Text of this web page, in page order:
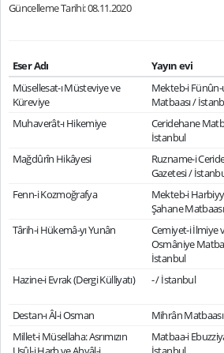
Güncelleme Tarihi: 08.11.2020
Eser Adı Yayın evi
Müsellesat-ı Müsteviye ve
Küreviye
Mekteb-i
Matbaası /
Muhaverât-ı Hikemiye
Ceridehane
İstanbul
Mağdûrîn Hikâyesi
Ruzname-i
Gazetesi /
Fenn-i Kozmoğrafya
Mekteb-i
Şahane
Târih-i Hükemâ-yı Yunân
Cemiyet-i İlmiye
Osmâniye
İstanbul
Hazine-i Evrak (Dergi Külliyatı) - / İstanbul
Destan-ı Âl-i Osman Mihrân
Millet-i Müsellaha: Asrımızın
Matbaa-i